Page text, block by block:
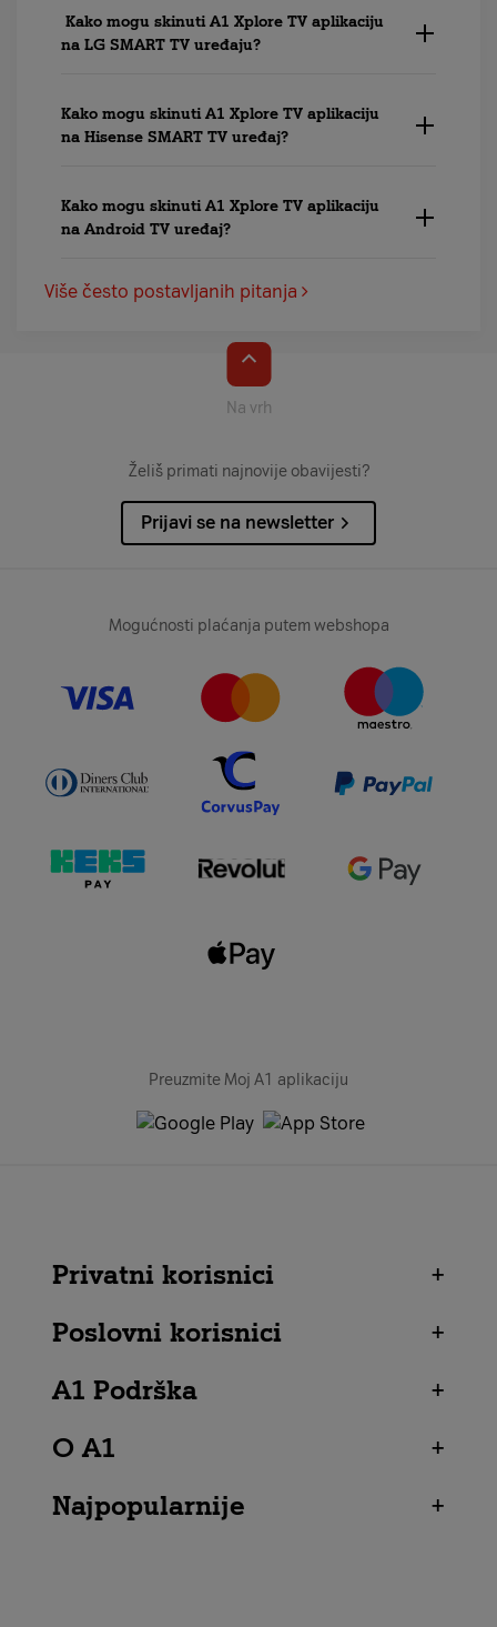
Kako mogu skinuti A1 Xplore TV aplikaciju
na LG SMART TV uređaju?
Kako mogu skinuti A1 Xplore TV aplikaciju
na Hisense SMART TV uređaj?
Kako mogu skinuti A1 Xplore TV aplikaciju
na Android TV uređaj?
Više često postavljanih pitanja
Na vrh
Želiš primati najnovije obavijesti?
Prijavi se na newsletter
Mogućnosti plaćanja putem webshopa
Preuzmite Moj A1 aplikaciju
Privatni korisnici
+
Poslovni korisnici
+
A1 Podrška
+
O A1
+
Najpopularnije
+